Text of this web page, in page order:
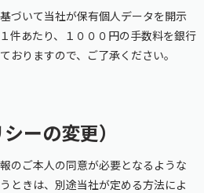
づいて当社が保有個人データを開示
件あたり、１０００円の手数料を銀行
おりますので、ご了承ください。
ーの変更）
のご本人の同意が必要となるような
ときは、別途当社が定める方法によ